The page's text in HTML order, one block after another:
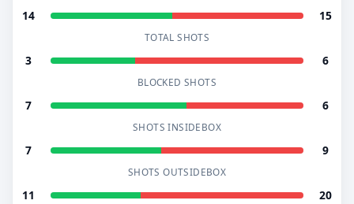
14 15
TOTAL SHOTS
3 6
BLOCKED SHOTS
7 6
SHOTS INSIDEBOX
7 9
SHOTS OUTSIDEBOX
11 20